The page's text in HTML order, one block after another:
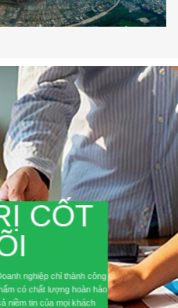
CỐT
nghiệp chỉ thành công
có chất lượng hoàn hảo
niềm tin của mọi khách